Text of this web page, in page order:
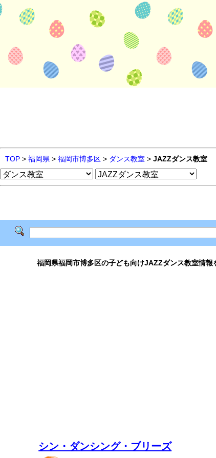
TOP > 福岡県 > 福岡市博多区 > ダンス教室 > JAZZダンス教室
福岡県福岡市博多区の子ども向けJAZZダンス教室情
シン・ダンシング・ブリーズ